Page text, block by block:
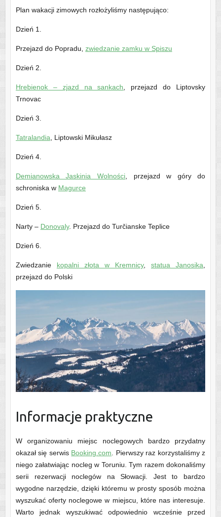
Plan wakacji zimowych rozłożyliśmy następująco:
Dzień 1.
Przejazd do Popradu, zwiedzanie zamku w Spiszu
Dzień 2.
Hrebienok – zjazd na sankach , przejazd do Liptovsky
Trnovac
Dzień 3.
Tatralandia , Liptowski Mikułasz
Dzień 4.
Demianowska Jaskinia Wolności, przejazd w góry do
schroniska w Magurce
Dzień 5.
Narty – Donovaly. Przejazd do Turčianske Teplice
Dzień 6.
Zwiedzanie kopalni złota w Kremnicy,statua Janosika
przejazd do Polski
Informacje praktyczne
W organizowaniu miejsc noclegowych bardzo przydatny
okazał się serwis Booking.com. Pierwszy raz korzystaliśmy z
niego załatwiając nocleg w Toruniu. Tym razem dokonaliśmy
serii rezerwacji noclegów na Słowacji. Jest to bardzo
wygodne narzędzie, dzięki któremu w prosty sposób można
wyszukać oferty noclegowe w miejscu, które nas interesuje.
Warto jednak wyszukiwać odpowiednio wcześnie przed